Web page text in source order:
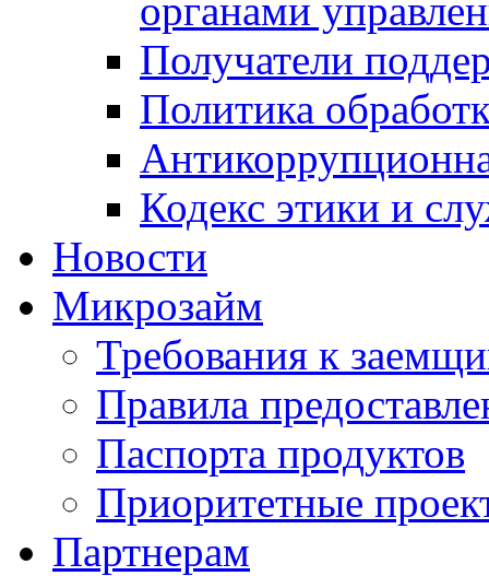
органами
Получатели
Политика
Кодекс этики и
Новости
Микрозайм
Требования к
Правила
Паспорта продуктов
Приоритетные
Партнерам